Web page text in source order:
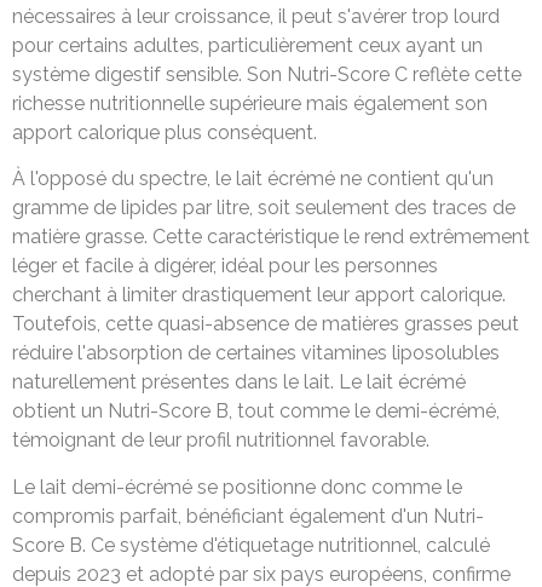
nécessaires à leur croissance, il peut s'avérer trop lourd
pour certains adultes, particulièrement ceux ayant un
système digestif sensible. Son Nutri-Score C reflète cette
richesse nutritionnelle supérieure mais également son
apport calorique plus conséquent.
À l'opposé du spectre, le lait écrémé ne contient qu'un
gramme de lipides par litre, soit seulement des traces de
matière grasse. Cette caractéristique le rend extrêmement
léger et facile à digérer, idéal pour les personnes
cherchant à limiter drastiquement leur apport calorique.
Toutefois, cette quasi-absence de matières grasses peut
réduire l'absorption de certaines vitamines liposolubles
naturellement présentes dans le lait. Le lait écrémé
obtient un Nutri-Score B, tout comme le demi-écrémé,
témoignant de leur profil nutritionnel favorable.
Le lait demi-écrémé se positionne donc comme le
compromis parfait, bénéficiant également d'un Nutri-
Score B. Ce système d'étiquetage nutritionnel, calculé
depuis 2023 et adopté par six pays européens, confirme